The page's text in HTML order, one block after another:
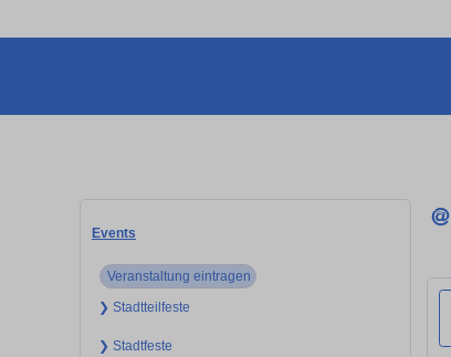
Events
Veranstaltung eintragen
❯ Stadtteilfeste
❯ Stadtfeste